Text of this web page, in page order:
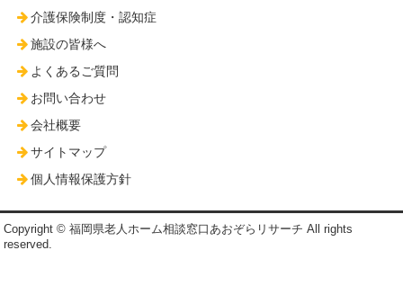
介護保険制度・認知症
施設の皆様へ
よくあるご質問
お問い合わせ
会社概要
サイトマップ
個人情報保護方針
Copyright © 福岡県老人ホーム相談窓口あおぞらリサーチ All rights
reserved.